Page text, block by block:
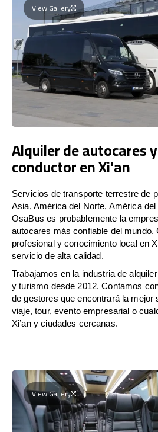
View Gallery
Alquiler de autocares
conductor en Xi'an
Servicios de transporte terrestre de
Asia, América del Norte, América
OsaBus es probablemente la
autocares más confiable del mundo.
profesional y conocimiento local en
servicio de alta calidad.
Trabajamos en la industria de alquiler
y turismo desde 2012. Contamos
de gestores que encontrará la mejor
viaje, tour, evento empresarial o
Xi’an y ciudades cercanas.
View Gallery